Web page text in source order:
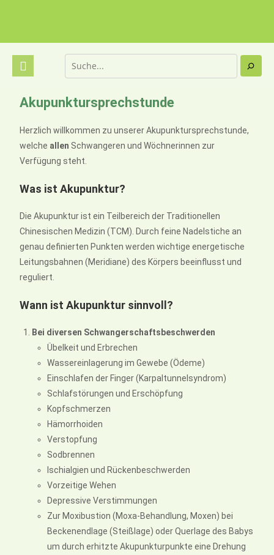
Akupunktursprechstunde
Herzlich willkommen zu unserer Akupunktursprechstunde,
welche allen Schwangeren und Wöchnerinnen zur
Verfügung steht.
Was ist Akupunktur?
Die Akupunktur ist ein Teilbereich der Traditionellen
Chinesischen Medizin (TCM). Durch feine Nadelstiche an
genau definierten Punkten werden wichtige energetische
Leitungsbahnen (Meridiane) des Körpers beeinflusst und
reguliert.
Wann ist Akupunktur sinnvoll?
Bei diversen Schwangerschaftsbeschwerden
Übelkeit und Erbrechen
Wassereinlagerung im Gewebe (Ödeme)
Einschlafen der Finger (Karpaltunnelsyndrom)
Schlafstörungen und Erschöpfung
Kopfschmerzen
Hämorrhoiden
Verstopfung
Sodbrennen
Ischialgien und Rückenbeschwerden
Vorzeitige Wehen
Depressive Verstimmungen
Zur Moxibustion (Moxa-Behandlung, Moxen) bei
Beckenendlage (Steißlage) oder Querlage des Babys
um durch erhitzte Akupunkturpunkte eine Drehung